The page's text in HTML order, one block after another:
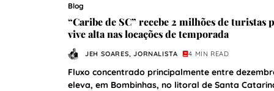
Blog
“Caribe de SC” recebe 2 milhões de turistas
vive alta nas locações de temporada
JEH SOARES, JORNALISTA 4 MIN READ
Fluxo concentrado principalmente entre
eleva, em Bombinhas, no litoral de Santa